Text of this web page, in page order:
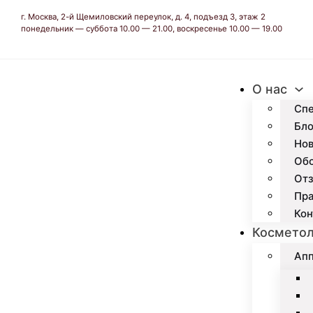
г. Москва, 2-й Щемиловский переулок, д. 4, подъезд 3, этаж 2
понедельник — суббота 10.00 — 21.00, воскресенье 10.00 — 19.00
О нас